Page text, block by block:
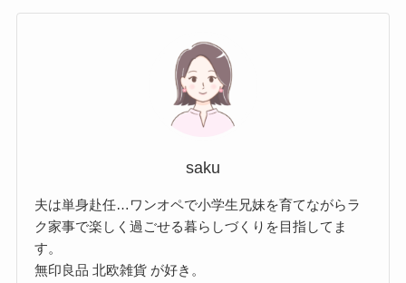
saku
夫は単身赴任…ワンオペで小学生兄妹を育てながらラ
ク家事で楽しく過ごせる暮らしづくりを目指してま
す。
無印良品 北欧雑貨 が好き。